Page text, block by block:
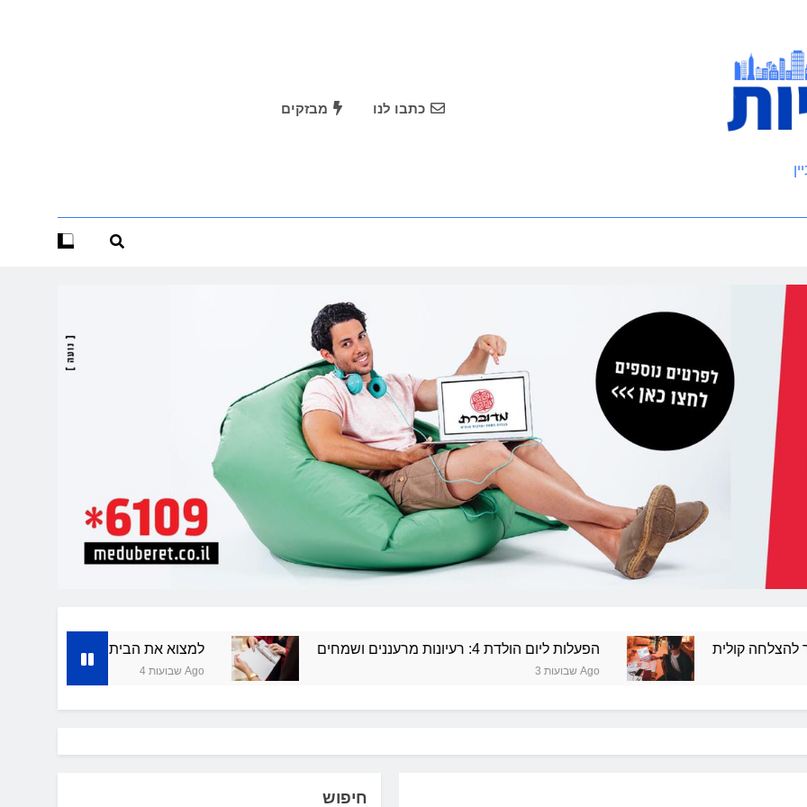
כתבו לנו מבזקים
הפעלות ליום הולדת 4: רעיונות מרעננים ושמחים
3 שבועות Ago
למצוא את הבית המושלם: תיווך בתל אביב
חיפוש